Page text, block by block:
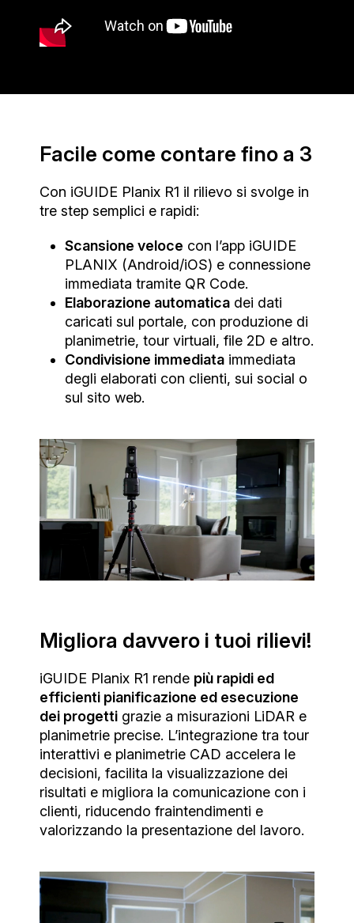
Facile come contare fino a 3
Con iGUIDE Planix R1 il rilievo si svolge in
tre step semplici e rapidi:
Scansione veloce con l’app iGUIDE
PLANIX (Android/iOS) e connessione
immediata tramite QR Code.
Elaborazione automatica dei dati
caricati sul portale, con produzione di
planimetrie, tour virtuali, file 2D e altro.
Condivisione immediata immediata
degli elaborati con clienti, sui social o
sul sito web.
Migliora davvero i tuoi rilievi!
iGUIDE Planix R1 rende più rapidi ed
efficienti pianificazione ed esecuzione
dei progetti grazie a misurazioni LiDAR e
planimetrie precise. L’integrazione tra tour
interattivi e planimetrie CAD accelera le
decisioni, facilita la visualizzazione dei
risultati e migliora la comunicazione con i
clienti, riducendo fraintendimenti e
valorizzando la presentazione del lavoro.